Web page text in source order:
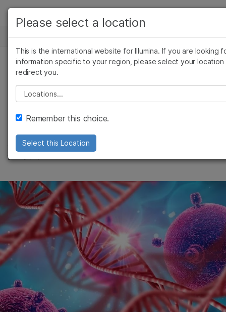
Skip to content
解决方案
学习
公司
支持
推荐内容链接
新闻中心
Illumina助力新型冠状
病毒鉴别与防控
新一代测序技术（NGS）加速病毒识别和防
控布局
查看更多相关内容。选择您感兴趣的领域:
癌症研究
微生物学
农业基因组学
复杂疾病
临床肿瘤学
遗传病和罕见病
Please select a location
This is the international website for Illumina. If you are looking
information specific to your region, please select your location
redirect you.
Please select a location
Remember this choice.
Select this Location